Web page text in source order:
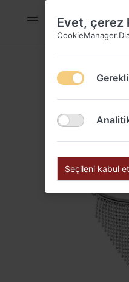
Evet, çerez
Seçileni kabul et